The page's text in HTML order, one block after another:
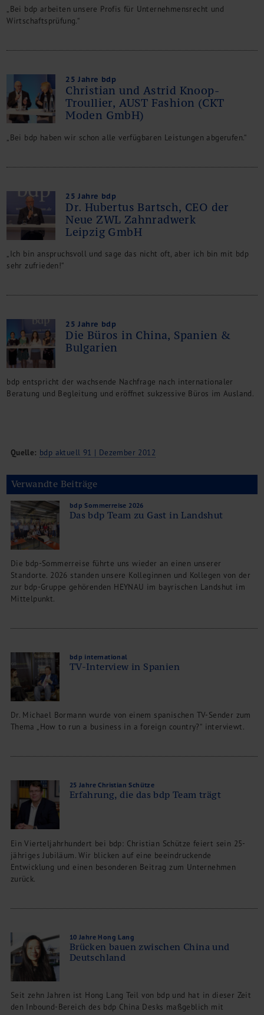
„Bei bdp arbeiten unsere Profis für Unternehmensrecht und
Wirtschaftsprüfung.“
25 Jahre bdp
Christian und Astrid Knoop-
Troullier, AUST Fashion (CKT
Moden GmbH)
„Bei bdp haben wir schon alle verfügbaren Leistungen abgerufen.“
25 Jahre bdp
Dr. Hubertus Bartsch, CEO der
Neue ZWL Zahnradwerk
Leipzig GmbH
„Ich bin anspruchsvoll und sage das nicht oft, aber ich bin mit bdp
sehr zufrieden!“
25 Jahre bdp
Die Büros in China, Spanien &
Bulgarien
bdp entspricht der wachsende Nachfrage nach internationaler
Beratung und Begleitung und eröffnet sukzessive Büros im Ausland.
Quelle: bdp aktuell 91 | Dezember 2012
Verwandte Beiträge
bdp Sommerreise 2026
Das bdp Team zu Gast in Landshut
Die bdp-Sommerreise führte uns wieder an einen unserer
Standorte. 2026 standen unsere Kolleginnen und Kollegen von der
zur bdp-Gruppe gehörenden HEYNAU im bayrischen Landshut im
Mittelpunkt.
bdp international
TV-Interview in Spanien
Dr. Michael Bormann wurde von einem spanischen TV-Sender zum
Thema „How to run a business in a foreign country?“ interviewt.
25 Jahre Christian Schütze
Erfahrung, die das bdp Team trägt
Ein Vierteljahrhundert bei bdp: Christian Schütze feiert sein 25-
jähriges Jubiläum. Wir blicken auf eine beeindruckende
Entwicklung und einen besonderen Beitrag zum Unternehmen
zurück.
10 Jahre Hong Lang
Brücken bauen zwischen China und
Deutschland
Seit zehn Jahren ist Hong Lang Teil von bdp und hat in dieser Zeit
den Inbound-Bereich des bdp China Desks maßgeblich mit